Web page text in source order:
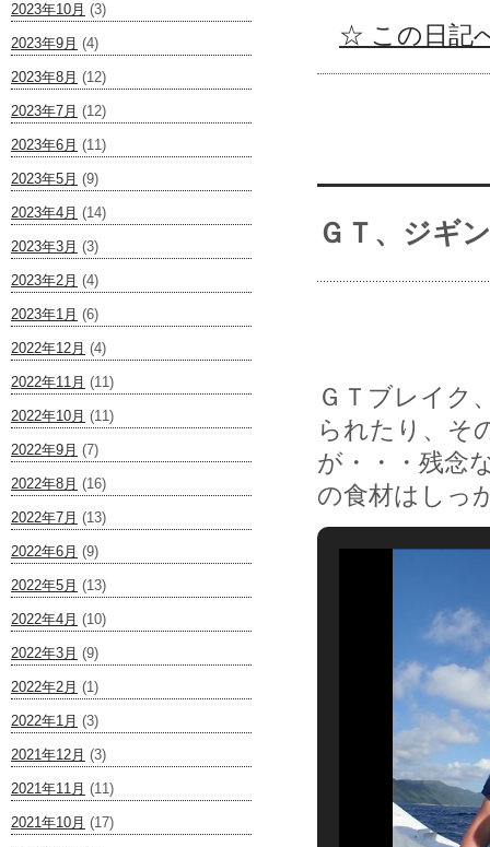
2023年10月 (3)
2023年9月 (4)
2023年8月 (12)
2023年7月 (12)
2023年6月 (11)
2023年5月 (9)
2023年4月 (14)
2023年3月 (3)
2023年2月 (4)
2023年1月 (6)
2022年12月 (4)
2022年11月 (11)
2022年10月 (11)
2022年9月 (7)
2022年8月 (16)
2022年7月 (13)
2022年6月 (9)
2022年5月 (13)
2022年4月 (10)
2022年3月 (9)
2022年2月 (1)
2022年1月 (3)
2021年12月 (3)
2021年11月 (11)
2021年10月 (17)
☆ この日記
ＧＴ、ジギ
ＧＴブレイク
られたり、そ
が・・・残念
の食材はしっ